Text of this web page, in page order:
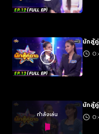
นักสู้คู่
กำลังเล่น
นักสู้คู่